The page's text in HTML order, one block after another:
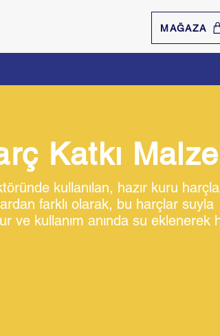
MAĞAZA
Katkı
kullanılan, hazır kuru
farklı olarak, bu harçlar suyla
ve kullanım anında su eklenerek